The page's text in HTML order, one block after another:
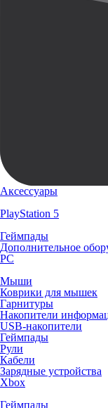
Аксессуары
PlayStation 5
Геймпады
Дополнительное
PC
Мыши
Коврики для мышек
Гарнитуры
Накопители
USB-накопители
Геймпады
Рули
Кабели
Зарядные устройства
Xbox
Геймпады